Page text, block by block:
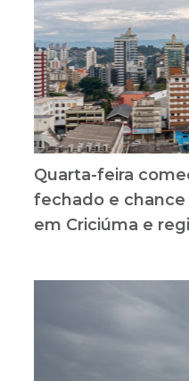
Quarta-feira
fechado e
em Criciúma e